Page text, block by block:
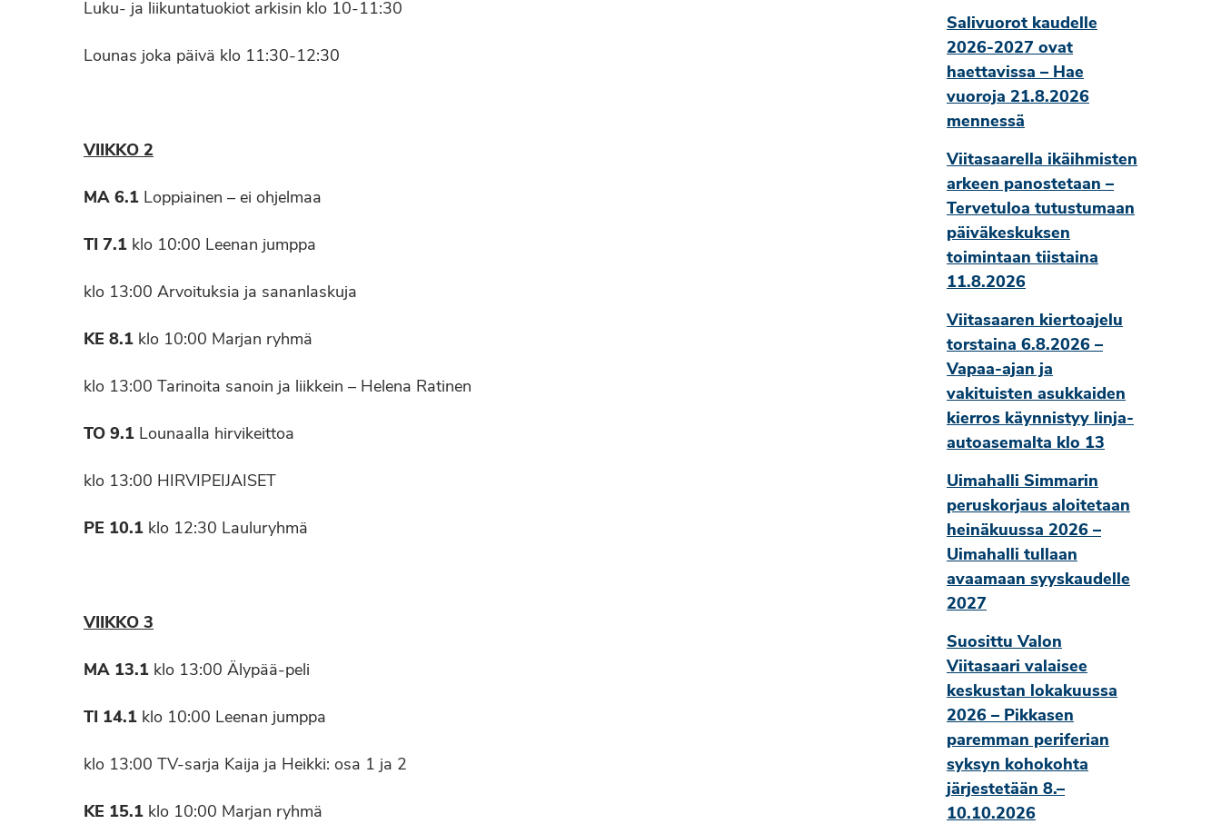
Luku- ja liikuntatuokiot arkisin klo 10-11:30
Lounas joka päivä klo 11:30-12:30
VIIKKO 2
MA 6.1 Loppiainen – ei ohjelmaa
TI 7.1 klo 10:00 Leenan jumppa
klo 13:00 Arvoituksia ja sananlaskuja
KE 8.1 klo 10:00 Marjan ryhmä
klo 13:00 Tarinoita sanoin ja liikkein – Helena Ratinen
TO 9.1 Lounaalla hirvikeittoa
klo 13:00 HIRVIPEIJAISET
PE 10.1 klo 12:30 Lauluryhmä
VIIKKO 3
MA 13.1 klo 13:00 Älypää-peli
TI 14.1 klo 10:00 Leenan jumppa
klo 13:00 TV-sarja Kaija ja Heikki: osa 1 ja 2
KE 15.1 klo 10:00 Marjan ryhmä
Salivuorot kaudelle
2026-2027 ovat
haettavissa – Hae
vuoroja 21.8.2026
mennessä
Viitasaarella ikäihmisten
arkeen panostetaan –
Tervetuloa tutustumaan
päiväkeskuksen
toimintaan tiistaina
11.8.2026
Viitasaaren kiertoajelu
torstaina 6.8.2026 –
Vapaa-ajan ja
vakituisten asukkaiden
kierros käynnistyy linja-
autoasemalta klo 13
Uimahalli Simmarin
peruskorjaus aloitetaan
heinäkuussa 2026 –
Uimahalli tullaan
avaamaan syyskaudelle
2027
Suosittu Valon
Viitasaari valaisee
keskustan lokakuussa
2026 – Pikkasen
paremman periferian
syksyn kohokohta
järjestetään 8.–
10.10.2026